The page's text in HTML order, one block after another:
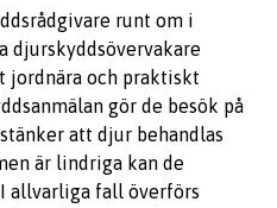
runt om i
djurskyddsövervakare
jordnära och praktiskt
gör de besök på
att djur behandlas
är lindriga kan de
allvarliga fall överförs